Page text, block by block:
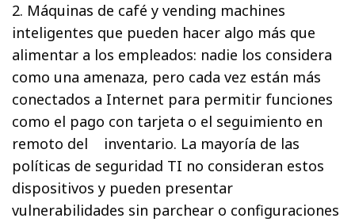
2. Máquinas de café y vending machines
inteligentes que pueden hacer algo más que
alimentar a los empleados: nadie los considera
como una amenaza, pero cada vez están más
conectados a Internet para permitir funciones
como el pago con tarjeta o el seguimiento en
remoto del inventario. La mayoría de las
políticas de seguridad TI no consideran estos
dispositivos y pueden presentar
vulnerabilidades sin parchear o configuraciones